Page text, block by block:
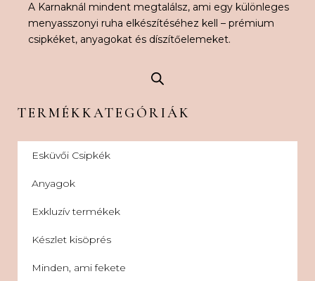
A Karnaknál mindent megtalálsz, ami egy különleges
menyasszonyi ruha elkészítéséhez kell – prémium
csipkéket, anyagokat és díszítőelemeket.
TERMÉKKATEGÓRIÁK
Esküvői Csipkék
Anyagok
Exkluzív termékek
Készlet kisöprés
Minden, ami fekete